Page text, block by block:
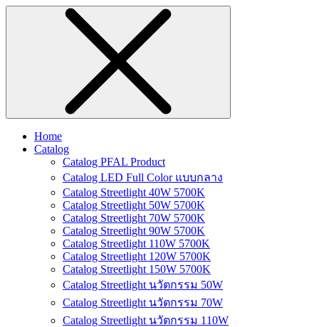
Home
Catalog
Catalog PFAL Product
Catalog LED Full Color แบบกลาง
Catalog Streetlight 40W 5700K
Catalog Streetlight 50W 5700K
Catalog Streetlight 70W 5700K
Catalog Streetlight 90W 5700K
Catalog Streetlight 110W 5700K
Catalog Streetlight 120W 5700K
Catalog Streetlight 150W 5700K
Catalog Streetlight นวัตกรรม 50W
Catalog Streetlight นวัตกรรม 70W
Catalog Streetlight นวัตกรรม 110W